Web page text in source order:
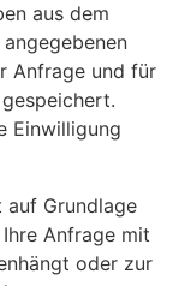
aus dem
Anfrage und für
Einwilligung
Grundlage
Anfrage mit
oder zur